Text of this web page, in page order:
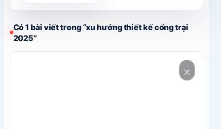
Có 1 bài viết trong “xu hướng thiết kế cổng trại
2025”
Đọc